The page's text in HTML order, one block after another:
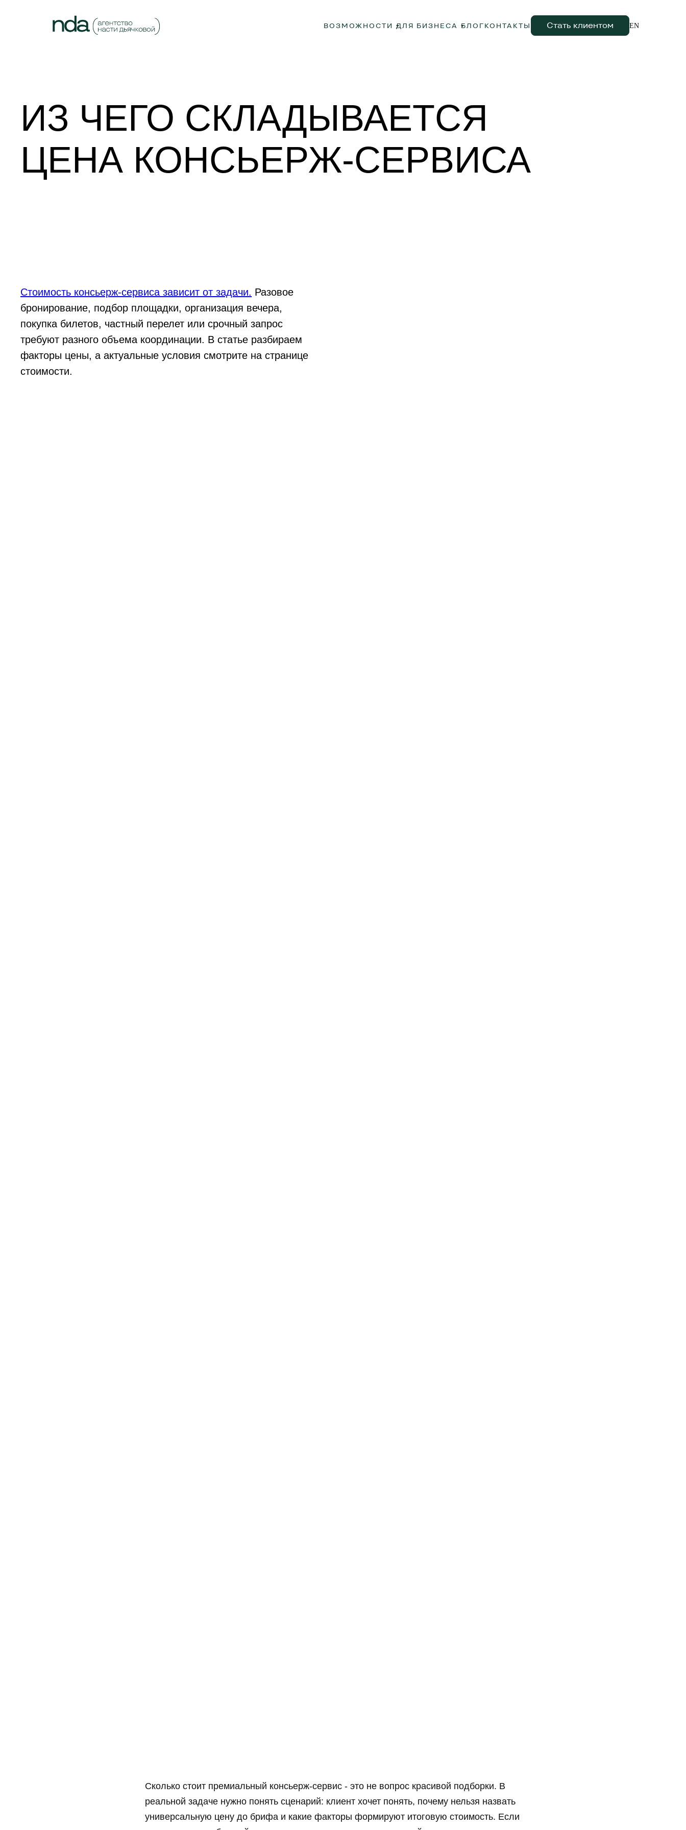
ВОЗМОЖНОСТИ ДЛЯ БИЗНЕСА БЛОГКОНТАКТЫ Стать клиентом EN
ИЗ ЧЕГО СКЛАДЫВАЕТСЯ
ЦЕНА КОНСЬЕРЖ-СЕРВИСА
Стоимость консьерж-сервиса зависит от задачи. Разовое
бронирование, подбор площадки, организация вечера,
покупка билетов, частный перелет или срочный запрос
требуют разного объема координации. В статье разбираем
факторы цены, а актуальные условия смотрите на странице
стоимости.
Сколько стоит премиальный консьерж-сервис - это не вопрос красивой подборки. В
реальной задаче нужно понять сценарий: клиент хочет понять, почему нельзя назвать
универсальную цену до брифа и какие факторы формируют итоговую стоимость. Если